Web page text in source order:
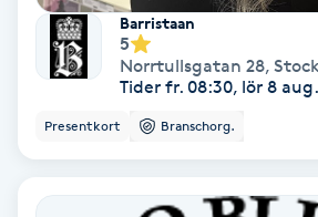
Paraffinbehandling
Pedikyr
Pensionärklippning
Permanent
Barristaan
5
Norrtullsgatan 28,
Tider fr. 08:30, lör 8 aug.
Presentkort Branschorg.